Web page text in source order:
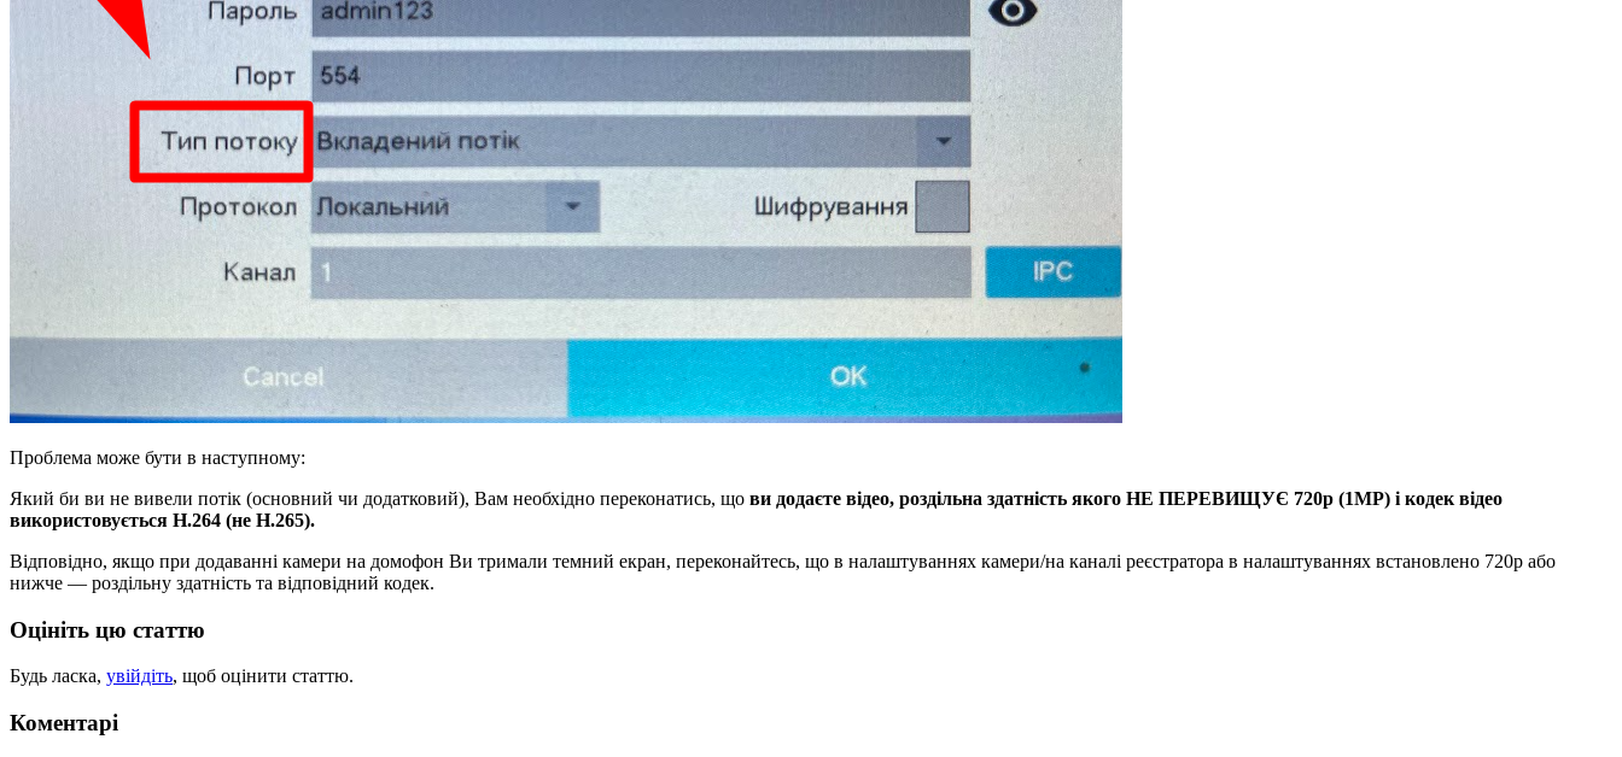
Проблема може бути в наступному:
Який би ви не вивели потік (основний чи додатковий), Вам необхідно переконатись, що ви додаєте відео, роздільна здатність якого НЕ ПЕРЕВИЩУЄ 720р (1МР) і кодек відео
використовується Н.264 (не Н.265).
Відповідно, якщо при додаванні камери на домофон Ви тримали темний екран, переконайтесь, що в налаштуваннях камери/на каналі реєстратора в налаштуваннях встановлено 720р або
нижче — роздільну здатність та відповідний кодек.
Оцініть цю статтю
Будь ласка, увійдіть, щоб оцінити статтю.
Коментарі